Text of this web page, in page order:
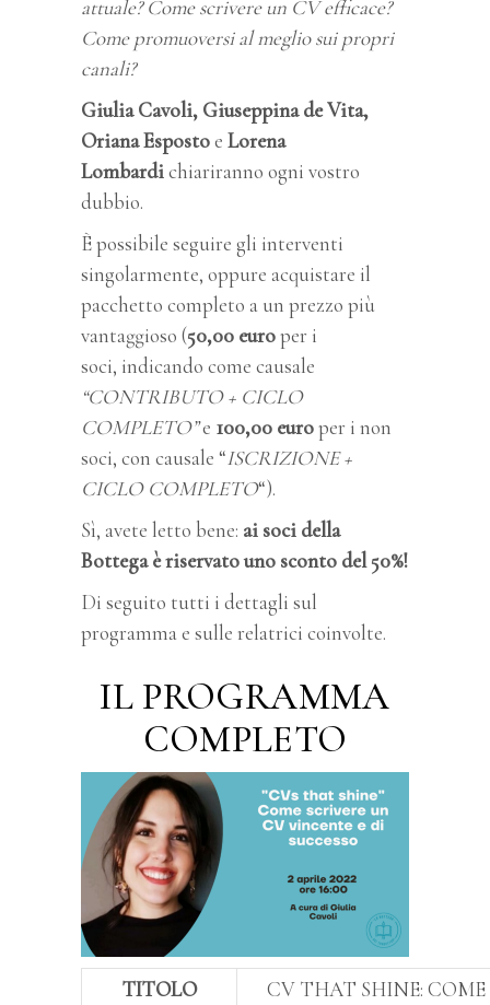
attuale? Come scrivere un CV efficace?
Come promuoversi al meglio sui propri
canali?
Giulia Cavoli, Giuseppina de Vita,
Oriana Espostoe Lorena
Lombardichiariranno ogni vostro
dubbio.
È possibile seguire gli interventi
singolarmente, oppure acquistare il
pacchetto completo a un prezzo più
vantaggioso (50,00 europer i
soci, indicando come causale
“CONTRIBUTO + CICLO
COMPLETO”e 100,00 europer i non
soci, con causale “ISCRIZIONE +
CICLO COMPLETO“).
Sì, avete letto bene: ai soci della
Bottega è riservato uno sconto del 50%!
Di seguito tutti i dettagli sul
programma e sulle relatrici coinvolte.
IL PROGRAMMA
COMPLETO
TITOLO
CV THAT SHINE: COME